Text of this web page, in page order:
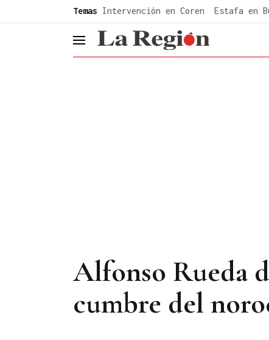
Temas Intervención en Coren Estafa en
header.menu.open
Alfonso Rueda
cumbre del